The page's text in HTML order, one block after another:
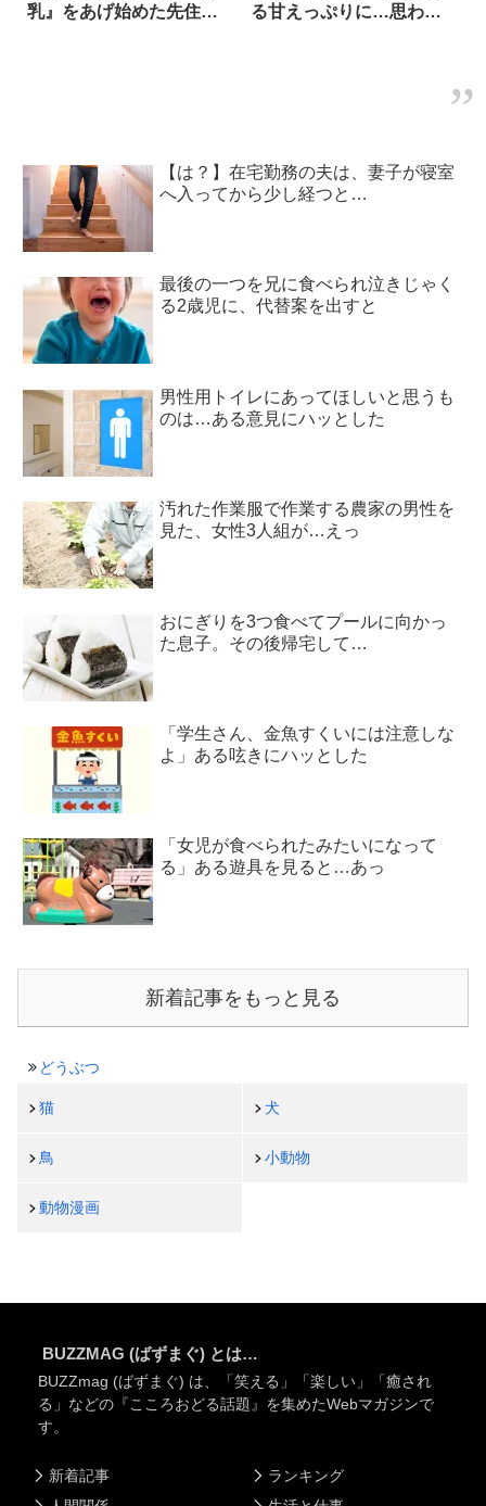
乳』をあげ始めた先住
る甘えっぷりに…思わず
【は？】在宅勤務の夫は、妻子が寝室
へ入ってから少し経つと…
最後の一つを兄に食べられ泣きじゃく
る2歳児に、代替案を出すと
男性用トイレにあってほしいと思うも
のは…ある意見にハッとした
汚れた作業服で作業する農家の男性を
見た、女性3人組が…えっ
おにぎりを3つ食べてプールに向かっ
た息子。その後帰宅して…
「学生さん、金魚すくいには注意しな
よ」ある呟きにハッとした
「女児が食べられたみたいになって
る」ある遊具を見ると…あっ
新着記事をもっと見る
どうぶつ
猫 犬
鳥 小動物
動物漫画
BUZZMAG (ばずまぐ) とは…
BUZZmag (ばずまぐ) は、「笑える」「楽しい」「癒され
る」などの『こころおどる話題』を集めたWebマガジンで
す。
新着記事
ランキング